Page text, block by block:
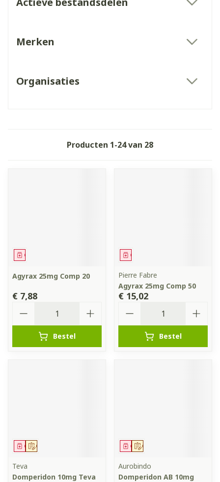
Merken
Organisaties
Producten 1-24van 28
Geneesmiddel
Agyrax 25mg Comp 20
€ 7,88
Bestel
Geneesmiddel
Pierre Fabre
Agyrax 25mg Comp 50
€ 15,02
Bestel
Op voorschrift
Geneesmiddel
Teva
Domperidon 10mg Teva
Op voorschrift
Geneesmiddel
Aurobindo
Domperidon AB 10mg